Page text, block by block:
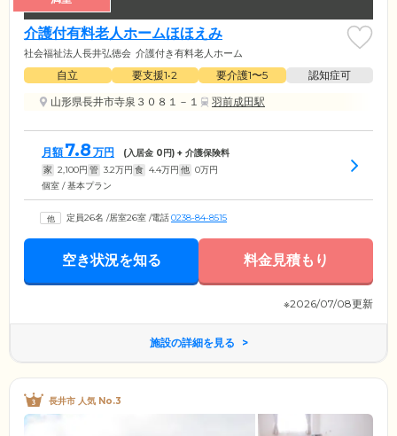
介護付有料老人ホームほほえみ
社会福祉法人長井弘徳会 介護付き有料老人ホーム
自立 要支援1•2 要介護1〜5
認知症可
山形県長井市寺泉３０８１－１
羽前成田駅
月額 7.8 万円 (入居金 0円) + 介護保険料
家 2,100円 管 3.2万円 食 4.4万円 他 0万円
個室 / 基本プラン
定員26名 /居室26室 /電話0238-84-8515
空き状況を知る 料金見積もり
※2026/07/08更新
施設の詳細を見る
長井市 人気 No.3